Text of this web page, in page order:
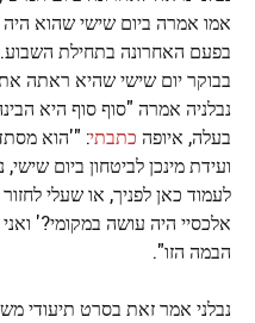
אמו אמרה ביום שישי שהוא
בפעם האחרונה בתחילת השבוע.
בבוקר יום שישי שהיא ראתה
נבלניה אמרה "סוף סוף היא
בעלה, איופה כתבתי: "'הוא
ועידת מינכן לביטחון ביום שישי,
לעמוד כאן לפניך, או שעלי
אלכסיי היה עושה במקומי?'
הבמה הזו".